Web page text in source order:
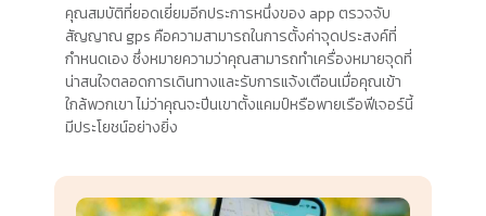
คุณสมบัติที่ยอดเยี่ยมอีกประการหนึ่งของ app ตรวจจับ
สัญญาณ gps คือความสามารถในการตั้งค่าจุดประสงค์ที่
กำหนดเอง ซึ่งหมายความว่าคุณสามารถทำเครื่องหมายจุดที่
น่าสนใจตลอดการเดินทางและรับการแจ้งเตือนเมื่อคุณเข้า
ใกล้พวกเขา ไม่ว่าคุณจะปีนเขาตั้งแคมป์หรือพายเรือฟีเจอร์นี้
มีประโยชน์อย่างยิ่ง